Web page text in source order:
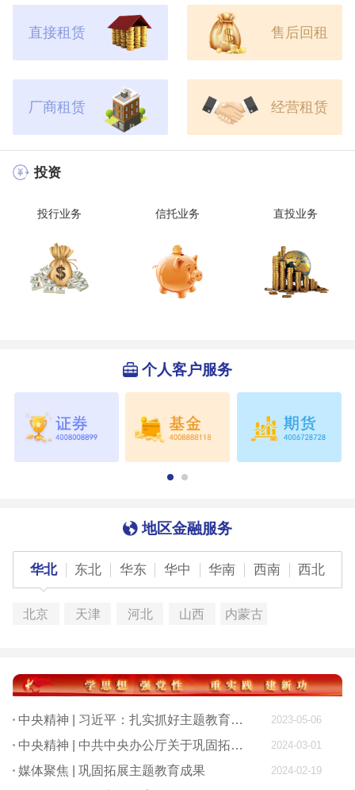
直接租赁 售后回租
厂商租赁 经营租赁
投资
投行业务 信托业务 直投业务
个人客户服务
地区金融服务
华北 东北 华东 华中 华南 西南 西北
北京 天津 河北 山西 内蒙古
中央精神 | 习近平：扎实抓好主题教育 为奋进新征程凝心聚力 2023-05-06
中央精神 | 中共中央办公厅关于巩固拓展学习贯彻习近平新时代中国特色社会主义思想主题教育成果的意见 2024-03-01
媒体聚焦 | 巩固拓展主题教育成果 2024-02-19